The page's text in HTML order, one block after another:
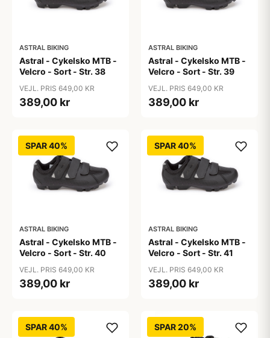
ASTRAL BIKING
Astral - Cykelsko MTB -
Velcro - Sort - Str. 38
VEJL. PRIS 649,00 KR
389,00 kr
ASTRAL BIKING
Astral - Cykelsko MTB -
Velcro - Sort - Str. 39
VEJL. PRIS 649,00 KR
389,00 kr
SPAR 40%
ASTRAL BIKING
Astral - Cykelsko MTB -
Velcro - Sort - Str. 40
VEJL. PRIS 649,00 KR
389,00 kr
SPAR 40%
ASTRAL BIKING
Astral - Cykelsko MTB -
Velcro - Sort - Str. 41
VEJL. PRIS 649,00 KR
389,00 kr
SPAR 40% SPAR 20%